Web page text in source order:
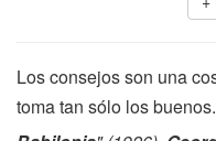
Los consejos son una
toma tan sólo los buenos.